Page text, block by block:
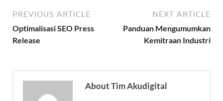
PREVIOUS ARTICLE
Optimalisasi SEO Press
Release
NEXT ARTICLE
Panduan Mengumumkan
Kemitraan Industri
About Tim Akudigital